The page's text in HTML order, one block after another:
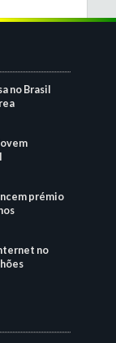
no Brasil
prémio
no